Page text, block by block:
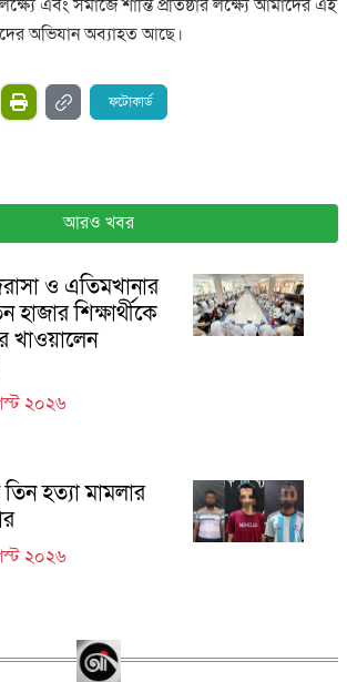
এবং সমাজে শান্তি প্রতিষ্ঠার লক্ষ্যে আমাদের এই
অভিযান অব্যাহত আছে।
ফটোকার্ড
আরও খবর
ও এতিমখানার
হাজার শিক্ষার্থীকে
খাওয়ালেন
২০২৬
হত্যা মামলার
২০২৬